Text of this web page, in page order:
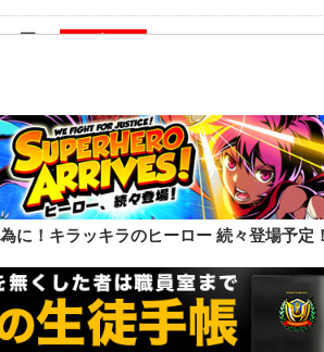
日 アップデート
【超変身】」UR英雄結晶ガチャ開催のお知
英雄結晶ガチャ｣の開催をお知らせします。
ャ｣はURヒーローや英雄結晶キー、奥義素材
ガチャ…
日 アップデート
英雄結晶ガチャ｣の開催をお知らせします。
ャ｣はURヒーローや英雄結晶キー、奥義素材
に！キラッキラのヒーロー 続々登場予定